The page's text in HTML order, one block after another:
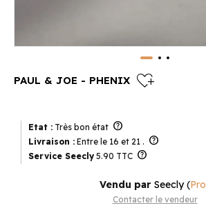
PAUL & JOE - PHENIX heart_plus
Etat : Très bon état help
Livraison : Entre le 16 et 21 . help
Service Seecly 5.90 TTC help
Vendu par Seecly(Pro
Contacter le vendeur